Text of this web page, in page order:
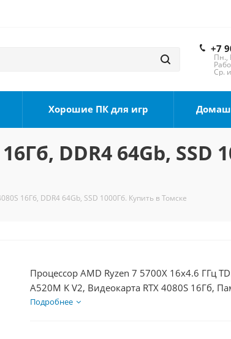
+7
Пн.,
Ср.
Хорошие ПК для игр
DDR4 64Gb, SSD
16Гб, DDR4 64Gb, SSD 1000Гб. Купить в Томске
Процессор AMD Ryzen 7 5700X 16x4.6 ГГц
A520M K V2, Видеокарта RTX 4080S 16Гб,
БП 850Вт
Подробнее